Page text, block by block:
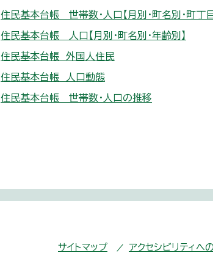
住民基本台帳 世帯数・人口【月別・町名別・町丁目
住民基本台帳 人口【月別・町名別・年齢別】
住民基本台帳 外国人住民
住民基本台帳 人口動態
住民基本台帳 世帯数・人口の推移
サイトマップ アクセシビリティへ